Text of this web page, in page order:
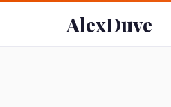
AlexDuve